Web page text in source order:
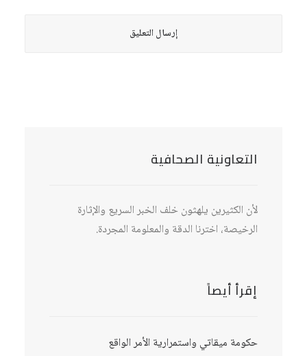
التعاونية الصحافية
لأن الكثيرين يلهثون خلف الخبر السريع والإثارة
الرخيصة، اخترنا الدقة والمعلومة المجردة.
إقرأ أيصاً
حكومة ميقاتي واستمرارية الأمر الواقع